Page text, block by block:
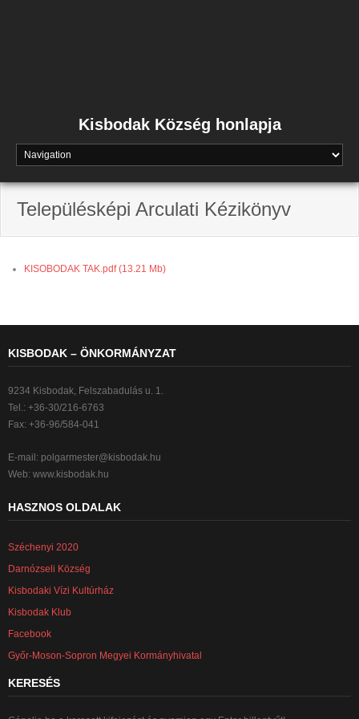
Kisbodak Község honlapja
Településképi Arculati Kézikönyv
KISOBODAK TAK.pdf(13.21 Mb)
KISBODAK – ÖNKORMÁNYZAT
9234 Kisbodak, Felszabadulás u. 1.
Tel.: +36-30/216-6763
Fax: +36-96/584-041
E-mail: polgarmester@kisbodak.hu
Web: www.kisbodak.hu
HASZNOS OLDALAK
Széchenyi 2020
Darnózseli Község
Kisbodaki Vízi Kultúrház
Kisbodak Klub
Facebook
Győr-Moson-Sopron Megyei Kormányhivatal
KERESÉS